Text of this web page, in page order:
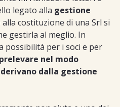
legato alla gestione
alla costituzione di una Srl si
gestirla al meglio. In
possibilità per i soci e per
prelevare nel modo
dalla gestione